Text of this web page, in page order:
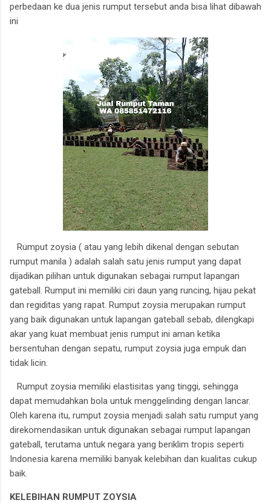
perbedaan ke dua jenis rumput tersebut anda bisa lihat dibawah
ini
Rumput zoysia ( atau yang lebih dikenal dengan sebutan
rumput manila ) adalah salah satu jenis rumput yang dapat
dijadikan pilihan untuk digunakan sebagai rumput lapangan
gateball. Rumput ini memiliki ciri daun yang runcing, hijau pekat
dan regiditas yang rapat. Rumput zoysia merupakan rumput
yang baik digunakan untuk lapangan gateball sebab, dilengkapi
akar yang kuat membuat jenis rumput ini aman ketika
bersentuhan dengan sepatu, rumput zoysia juga empuk dan
tidak licin.
Rumput zoysia memiliki elastisitas yang tinggi, sehingga
dapat memudahkan bola untuk menggelinding dengan lancar.
Oleh karena itu, rumput zoysia menjadi salah satu rumput yang
direkomendasikan untuk digunakan sebagai rumput lapangan
gateball, terutama untuk negara yang beriklim tropis seperti
Indonesia karena memiliki banyak kelebihan dan kualitas cukup
baik.
KELEBIHAN RUMPUT ZOYSIA